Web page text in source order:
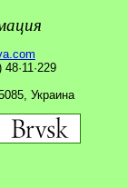
Украина